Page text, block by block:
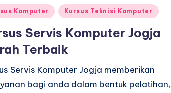
Komputer Kursus Teknisi Komputer
Servis Komputer Jogja
Terbaik
Servis Komputer Jogja memberikan
bagi anda dalam bentuk pelatihan,